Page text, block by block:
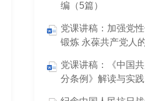
编（5篇）
党课讲稿：加强党
锻炼 永葆共产党人
党课讲稿：《中国
分条例》解读与实践